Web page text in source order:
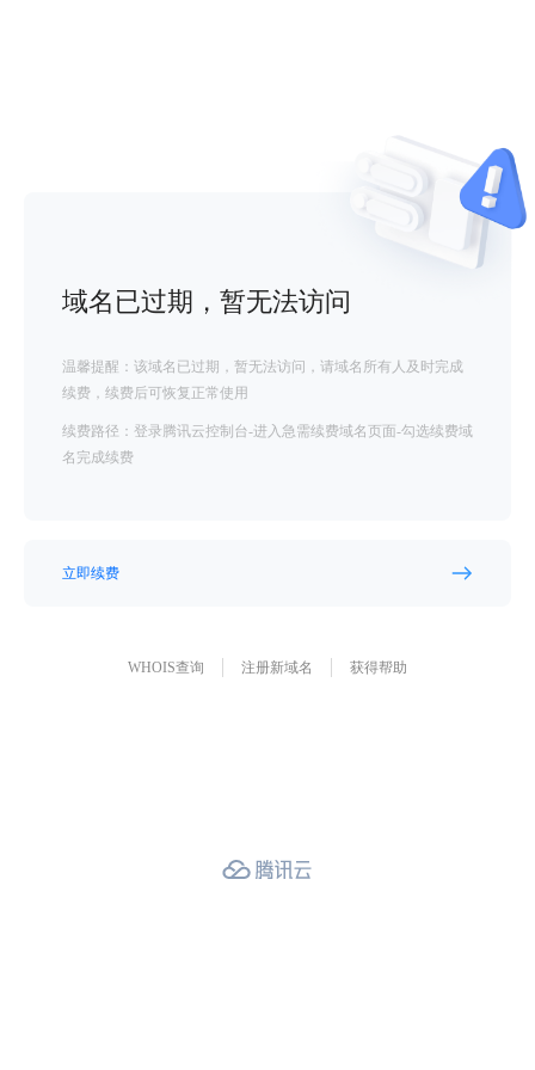
域名已过期，暂无法访问
温馨提醒：该域名已过期，暂无法访问，请域名所有人及时完成
续费，续费后可恢复正常使用
续费路径：登录腾讯云控制台-进入急需续费域名页面-勾选续费域
名完成续费
立即续费
WHOIS查询 注册新域名 获得帮助